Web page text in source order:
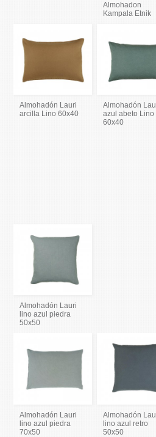
Almohadon
Kampala Etnik
Almohadón Lauri
arcilla Lino 60x40
Almohadón
azul abeto Lino
60x40
Almohadón Lauri
lino azul piedra
50x50
Almohadón Lauri
lino azul piedra
70x50
Almohadón
lino azul retro
50x50